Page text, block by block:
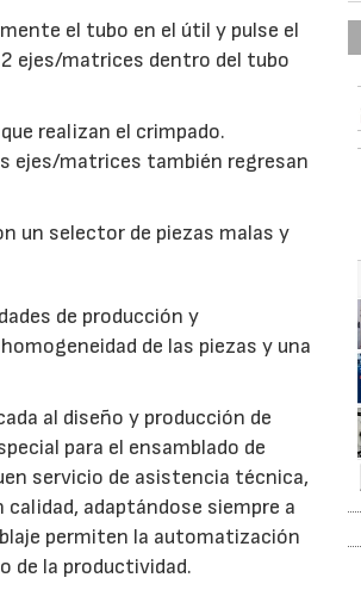
el tubo en el útil y pulse el
ejes/matrices dentro del tubo
realizan el crimpado.
ejes/matrices también regresan
un selector de piezas malas y
de producción y
de las piezas y una
al diseño y producción de
para el ensamblado de
servicio de asistencia técnica,
adaptándose siempre a
permiten la automatización
de la productividad.
30/07/2026